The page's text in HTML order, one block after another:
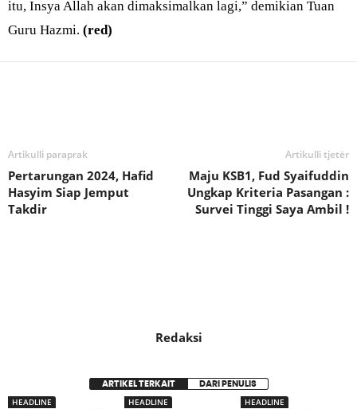
itu, Insya Allah akan dimaksimalkan lagi,” demikian Tuan
Guru Hazmi. (red)
Artikulli paraprak
Pertarungan 2024, Hafid
Hasyim Siap Jemput
Takdir
Artikulli tjetër
Maju KSB1, Fud Syaifuddin
Ungkap Kriteria Pasangan :
Survei Tinggi Saya Ambil !
Redaksi
ARTIKEL TERKAIT DARI PENULIS
HEADLINE HEADLINE HEADLINE